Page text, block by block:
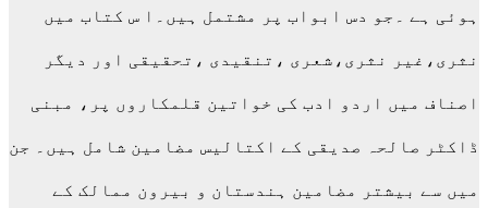
ہوئی ہے ۔جو دس ابواب پر مشتمل ہیں۔ا س کتاب میں
نثری،غیر نثری،شعری ،تنقیدی ،تحقیقی اور دیگر
اصناف میں اردو ادب کی خواتین قلمکاروں پر، مبنی
ڈاکٹر صالحہ صدیقی کے اکتالیس مضامین شامل ہیں۔ جن
میں سے بیشتر مضامین ہندستان و بیرون ممالک کے